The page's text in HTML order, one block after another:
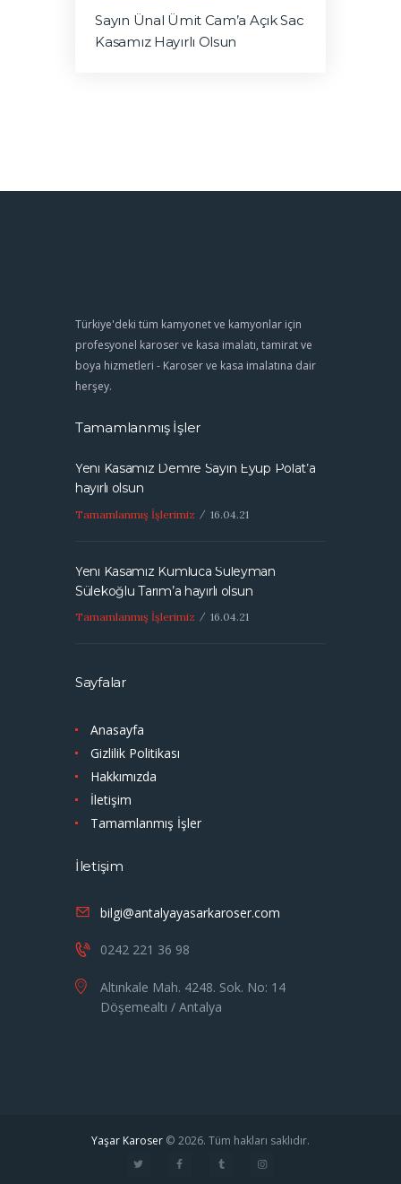
Sayın Ünal Ümit Cam’a Açık Sac
Kasamız Hayırlı Olsun
Türkiye'deki tüm kamyonet ve kamyonlar için
profesyonel karoser ve kasa imalatı, tamirat ve
boya hizmetleri - Karoser ve kasa imalatına dair
herşey.
Tamamlanmış İşler
Yeni Kasamız Demre Sayın Eyüp Polat’a
hayırlı olsun
Tamamlanmış İşlerimiz 16.04.21
Yeni Kasamız Kumluca Süleyman
Sülekoğlu Tarım’a hayırlı olsun
Tamamlanmış İşlerimiz 16.04.21
Sayfalar
Anasayfa
Gizlilik Politikası
Hakkımızda
İletişim
Tamamlanmış İşler
İletişim
bilgi@antalyayasarkaroser.com
0242 221 36 98
Altınkale Mah. 4248. Sok. No: 14
Döşemealtı / Antalya
Yaşar Karoser © 2026. Tüm hakları saklıdır.